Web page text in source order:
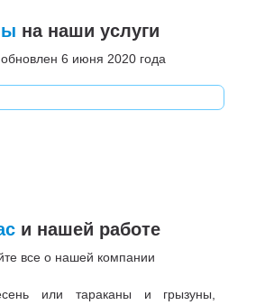
на наши услуги
6 июня 2020 года
и нашей работе
все о нашей компании
или тараканы и грызуны,